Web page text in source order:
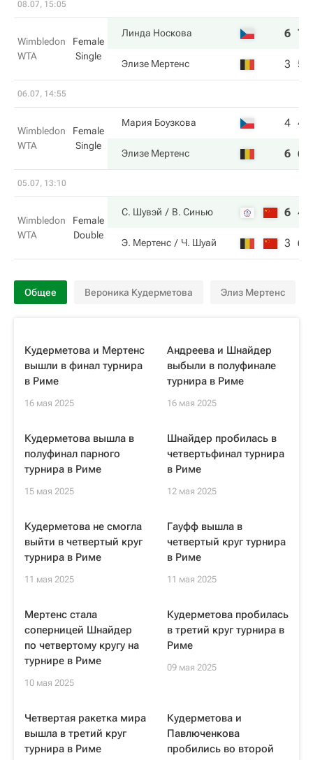
08.07, 15:05
Wimbledon
WTA
Female
Single
Линда Носкова 6 7
Элизе Мертенс 3 5
06.07, 14:55
Wimbledon
WTA
Female
Single
Мария Боузкова 4 4
Элизе Мертенс 6 6
05.07, 13:10
Wimbledon
WTA
Female
Double
С. Шувэй В. Синью 6 4
Э. Мертенс Ч. Шуай 3 6
Общее Вероника Кудерметова Элиз Мертенс
Кудерметова и Мертенс
вышли в финал турнира
в Риме
16 мая 2025
Андреева и Шнайдер
выбыли в полуфинале
турнира в Риме
16 мая 2025
Кудерметова вышла в
полуфинал парного
турнира в Риме
15 мая 2025
Шнайдер пробилась в
четвертьфинал турнира
в Риме
12 мая 2025
Кудерметова не смогла
выйти в четвертый круг
турнира в Риме
11 мая 2025
Гауфф вышла в
четвертый круг турнира
в Риме
11 мая 2025
Мертенс стала
соперницей Шнайдер
по четвертому кругу на
турнире в Риме
10 мая 2025
Кудерметова пробилась
в третий круг турнира в
Риме
09 мая 2025
Четвертая ракетка мира
вышла в третий круг
турнира в Риме
Кудерметова и
Павлюченкова
пробились во второй